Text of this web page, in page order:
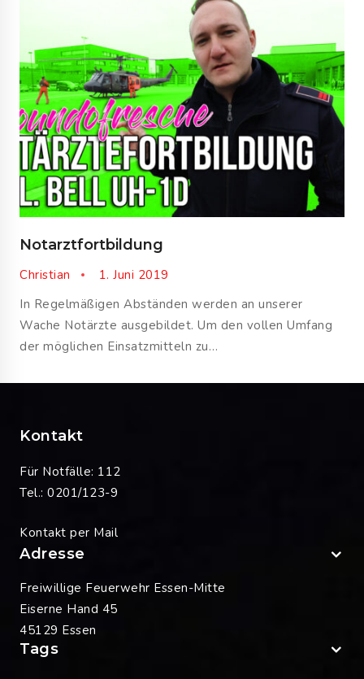
Notarztfortbildung
Christian
1. Juni 2019
In Regelmäßigen Abständen werden an unserer
Wache Notärzte ausgebildet. Um den vollen Umfang
der möglichen Einsatzmitteln zu…
Kontakt
Für Notfälle: 112
Tel.: 0201/123-9
Kontakt per Mail
Adresse
Freiwillige Feuerwehr Essen-Mitte
Eiserne Hand 45
45129 Essen
Tags